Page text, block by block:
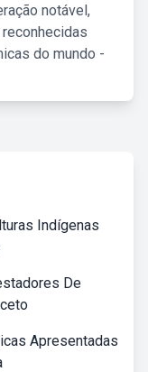
notável,
do mundo -
Indígenas
De
Apresentadas